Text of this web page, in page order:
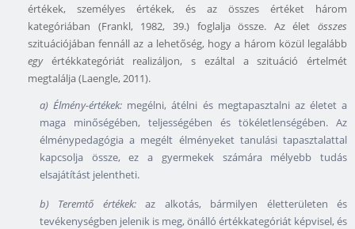
értékek, személyes értékek, és az összes értéket három
kategóriában (Frankl, 1982, 39.) foglalja össze. Az élet összes
szituációjában fennáll az a lehetőség, hogy a három közül legalább
egyértékkategóriát realizáljon, s ezáltal a szituáció értelmét
megtalálja (Laengle, 2011).
a) Élmény-értékek: megélni, átélni és megtapasztalni az életet a
maga minőségében, teljességében és tökéletlenségében. Az
élménypedagógia a megélt élményeket tanulási tapasztalattal
kapcsolja össze, ez a gyermekek számára mélyebb tudás
elsajátítást jelentheti.
b) Teremtő értékek:az alkotás, bármilyen életterületen és
tevékenységben jelenik is meg, önálló értékkategóriát képvisel, és